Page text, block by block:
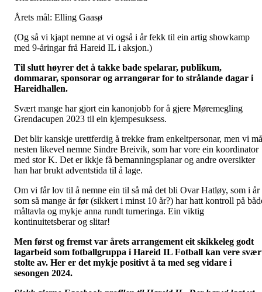
Årets mål: Elling Gaasø
(Og så vi kjapt nemne at vi også i år fekk til ein artig showkamp
med 9-åringar frå Hareid IL i aksjon.)
Til slutt høyrer det å takke bade spelarar, publikum,
dommarar, sponsorar og arrangørar for to strålande dagar i
Hareidhallen.
Svært mange har gjort ein kanonjobb for å gjere Møremegling
Grendacupen 2023 til ein kjempesuksess.
Det blir kanskje urettferdig å trekke fram enkeltpersonar, men vi må
nesten likevel nemne Sindre Breivik, som har vore ein koordinator
med stor K. Det er ikkje få bemanningsplanar og andre oversikter
han har brukt adventstida til å lage.
Om vi får lov til å nemne ein til så må det bli Ovar Hatløy, som i år
som så mange år før (sikkert i minst 10 år?) har hatt kontroll på
måltavla og mykje anna rundt turneringa. Ein viktig
kontinuitetsberar og slitar!
Men først og fremst var årets arrangement eit skikkeleg godt
lagarbeid som fotballgruppa i Hareid IL Fotball kan vere
stolte av. Her er det mykje positivt å ta med seg vidare i
sesongen 2024.